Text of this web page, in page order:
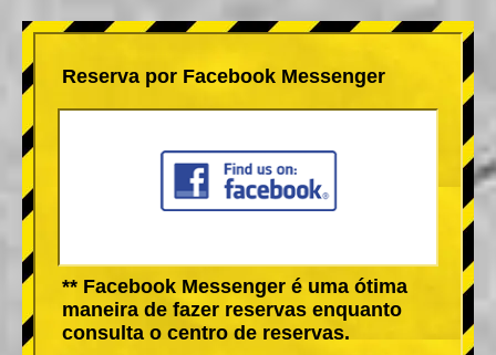
Reserva por Facebook Messenger
** Facebook Messenger é uma ótima
maneira de fazer reservas enquanto
consulta o centro de reservas.